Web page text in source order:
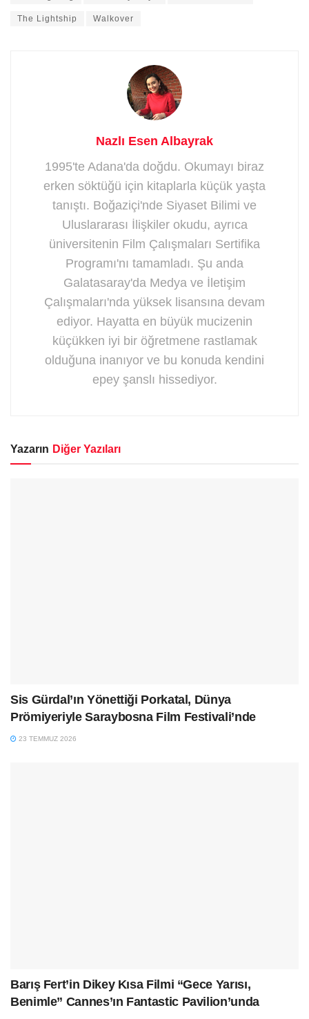
The Lightship Walkover
Nazlı Esen Albayrak
1995'te Adana'da doğdu. Okumayı biraz
erken söktüğü için kitaplarla küçük yaşta
tanıştı. Boğaziçi'nde Siyaset Bilimi ve
Uluslararası İlişkiler okudu, ayrıca
üniversitenin Film Çalışmaları Sertifika
Programı'nı tamamladı. Şu anda
Galatasaray'da Medya ve İletişim
Çalışmaları'nda yüksek lisansına devam
ediyor. Hayatta en büyük mucizenin
küçükken iyi bir öğretmene rastlamak
olduğuna inanıyor ve bu konuda kendini
epey şanslı hissediyor.
Yazarın Diğer Yazıları
Sis Gürdal’ın Yönettiği Porkatal, Dünya
Prömiyeriyle Saraybosna Film Festivali’nde
23 TEMMUZ 2026
Barış Fert’in Dikey Kısa Filmi “Gece Yarısı,
Benimle” Cannes’ın Fantastic Pavilion’unda